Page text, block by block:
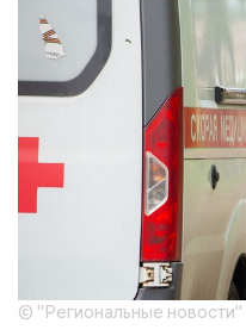
© "Региональные новости"